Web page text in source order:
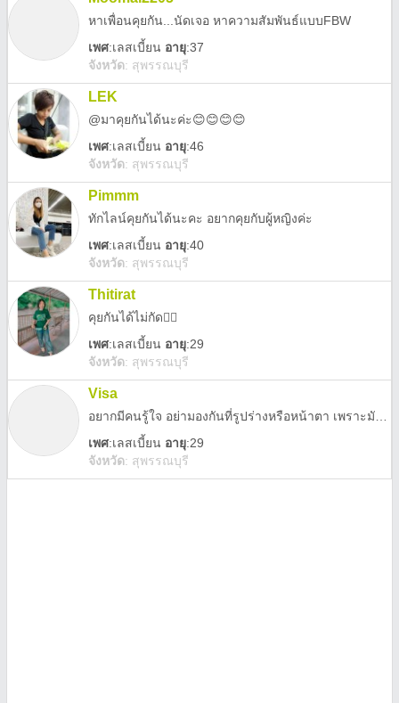
หาเพื่อนคุยกัน...นัดเจอ หาความสัมพันธ์แบบFBW
เพศ:เลสเบี้ยน อายุ:37
จังหวัด: สุพรรณบุรี
LEK
@มาคุยกันได้นะค่ะ😊😊😊😊
เพศ:เลสเบี้ยน อายุ:46
จังหวัด: สุพรรณบุรี
Pimmm
ทักไลน์คุยกันได้นะคะ อยากคุยกับผู้หญิงค่ะ
เพศ:เลสเบี้ยน อายุ:40
จังหวัด: สุพรรณบุรี
Thitirat
คุยกันได้ไม่กัด🏳️‍🌈
เพศ:เลสเบี้ยน อายุ:29
จังหวัด: สุพรรณบุรี
Visa
เพศ:เลสเบี้ยน อายุ:29
จังหวัด: สุพรรณบุรี